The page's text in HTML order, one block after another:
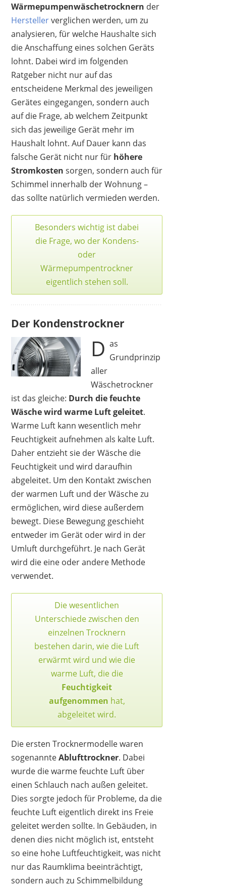
Wärmepumpenwäschetrocknern der
Herstellerverglichen werden, um zu
analysieren, für welche Haushalte sich
die Anschaffung eines solchen Geräts
lohnt. Dabei wird im folgenden
Ratgeber nicht nur auf das
entscheidene Merkmal des jeweiligen
Gerätes eingegangen, sondern auch
auf die Frage, ab welchem Zeitpunkt
sich das jeweilige Gerät mehr im
Haushalt lohnt. Auf Dauer kann das
falsche Gerät nicht nur für höhere
Stromkosten sorgen, sondern auch für
Schimmel innerhalb der Wohnung –
das sollte natürlich vermieden werden.
Besonders wichtig ist dabei
die Frage, wo der Kondens-
oder
Wärmepumpentrockner
eigentlich stehen soll.
Der Kondenstrockner
D as
Grundprinzip
aller
Wäschetrockner
ist das gleiche: Durch die feuchte
Wäsche wird warme Luft geleitet.
Warme Luft kann wesentlich mehr
Feuchtigkeit aufnehmen als kalte Luft.
Daher entzieht sie der Wäsche die
Feuchtigkeit und wird daraufhin
abgeleitet. Um den Kontakt zwischen
der warmen Luft und der Wäsche zu
ermöglichen, wird diese außerdem
bewegt. Diese Bewegung geschieht
entweder im Gerät oder wird in der
Umluft durchgeführt. Je nach Gerät
wird die eine oder andere Methode
verwendet.
Die wesentlichen
Unterschiede zwischen den
einzelnen Trocknern
bestehen darin, wie die Luft
erwärmt wird und wie die
warme Luft, die die
Feuchtigkeit
aufgenommen hat,
abgeleitet wird.
Die ersten Trocknermodelle waren
sogenannteAblufttrockner. Dabei
wurde die warme feuchte Luft über
einen Schlauch nach außen geleitet.
Dies sorgte jedoch für Probleme, da die
feuchte Luft eigentlich direkt ins Freie
geleitet werden sollte. In Gebäuden, in
denen dies nicht möglich ist, entsteht
so eine hohe Luftfeuchtigkeit, was nicht
nur das Raumklima beeinträchtigt,
sondern auch zu Schimmelbildung